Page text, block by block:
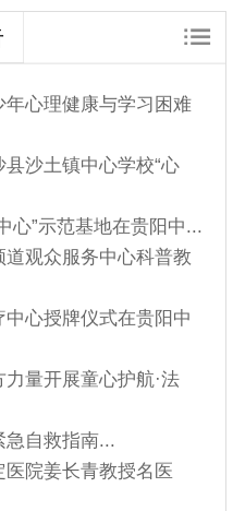
年心理健康与学习困难
沙土镇中心学校“心
心”示范基地在贵阳中...
道观众服务中心科普教
中心授牌仪式在贵阳中
量开展童心护航·法
急自救指南...
医院姜长青教授名医